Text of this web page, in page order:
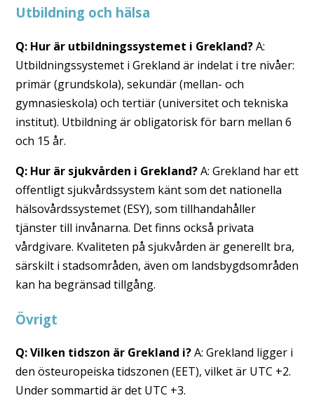
Utbildning och hälsa
Q: Hur är utbildningssystemet i Grekland?A:
Utbildningssystemet i Grekland är indelat i tre nivåer:
primär (grundskola), sekundär (mellan- och
gymnasieskola) och tertiär (universitet och tekniska
institut). Utbildning är obligatorisk för barn mellan 6
och 15 år.
Q: Hur är sjukvården i Grekland?A: Grekland har ett
offentligt sjukvårdssystem känt som det nationella
hälsovårdssystemet (ESY), som tillhandahåller
tjänster till invånarna. Det finns också privata
vårdgivare. Kvaliteten på sjukvården är generellt bra,
särskilt i stadsområden, även om landsbygdsområden
kan ha begränsad tillgång.
Övrigt
Q: Vilken tidszon är Grekland i?A: Grekland ligger i
den östeuropeiska tidszonen (EET), vilket är UTC +2.
Under sommartid är det UTC +3.